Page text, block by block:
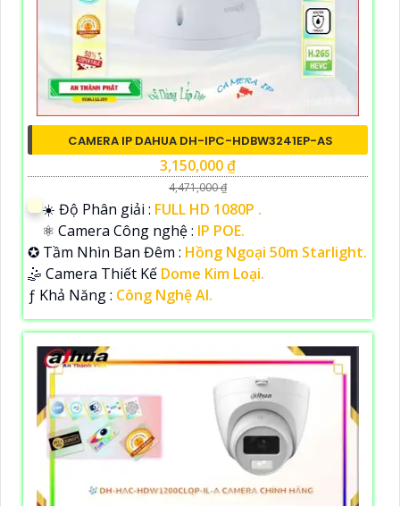
CAMERA IP DAHUA DH-IPC-HDBW3241EP-AS
3,150,000 ₫
4,471,000 ₫
☀️ Độ Phân giải : FULL HD 1080P .
⚛️ Camera Công nghệ : IP POE.
✪ Tầm Nhìn Ban Đêm : Hồng Ngoại 50m Starlight.
🤹 Camera Thiết Kế Dome Kim Loại.
️ƒ Khả Năng : Công Nghệ AI.